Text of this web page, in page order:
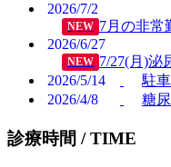
2026/7/2
NEW 7月の非常
2026/6/27
NEW 7/27(月)泌
2026/5/14
駐
2026/4/8
糖
診療時間 /TIME